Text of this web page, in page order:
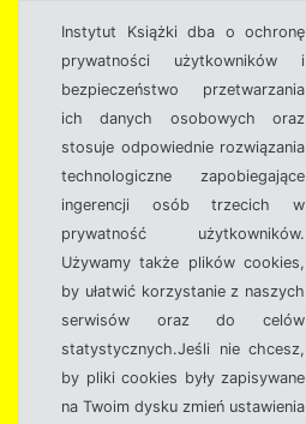
Instytut Książki dba o ochronę
prywatności użytkowników i
bezpieczeństwo przetwarzania
ich danych osobowych oraz
stosuje odpowiednie rozwiązania
technologiczne zapobiegające
ingerencji osób trzecich w
prywatność użytkowników.
Używamy także plików cookies,
by ułatwić korzystanie z naszych
serwisów oraz do celów
statystycznych.Jeśli nie chcesz,
by pliki cookies były zapisywane
na Twoim dysku zmień ustawienia